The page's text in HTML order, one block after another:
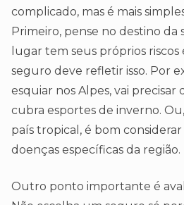
complicado, mas é mais
Primeiro, pense no destino da
lugar tem seus próprios riscos
seguro deve refletir isso. Por
esquiar nos Alpes, vai
cubra esportes de inverno.
país tropical, é bom
doenças específicas da região.
Outro ponto importante é